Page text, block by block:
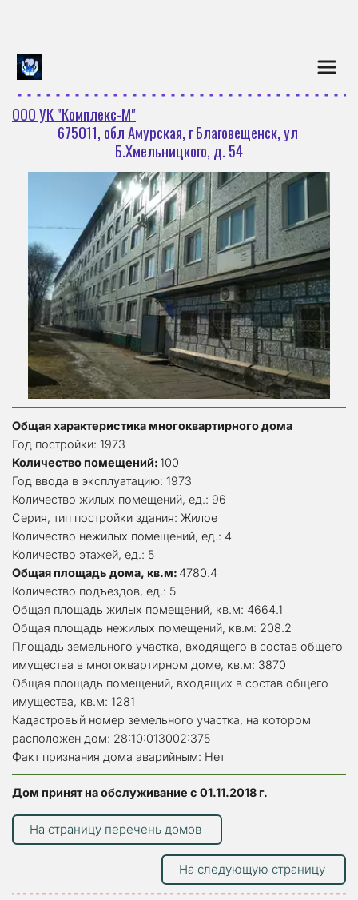
ООО УК "Комплекс-М"
675011, обл Амурская, г Благовещенск, ул
Б.Хмельницкого, д. 54
Общая характеристика многоквартирного дома
Год постройки: 1973
Количество помещений: 100
Год ввода в эксплуатацию: 1973
Количество жилых помещений, ед.: 96
Серия, тип постройки здания: Жилое
Количество нежилых помещений, ед.: 4
Количество этажей, ед.: 5
Общая площадь дома, кв.м: 4780.4
Количество подъездов, ед.: 5
Общая площадь жилых помещений, кв.м: 4664.1
Общая площадь нежилых помещений, кв.м: 208.2
Площадь земельного участка, входящего в состав общего
имущества в многоквартирном доме, кв.м: 3870
Общая площадь помещений, входящих в состав общего
имущества, кв.м: 1281
Кадастровый номер земельного участка, на котором
расположен дом: 28:10:013002:375
Факт признания дома аварийным: Нет
Дом принят на обслуживание с 01.11.2018 г.
На страницу перечень домов
На следующую страницу